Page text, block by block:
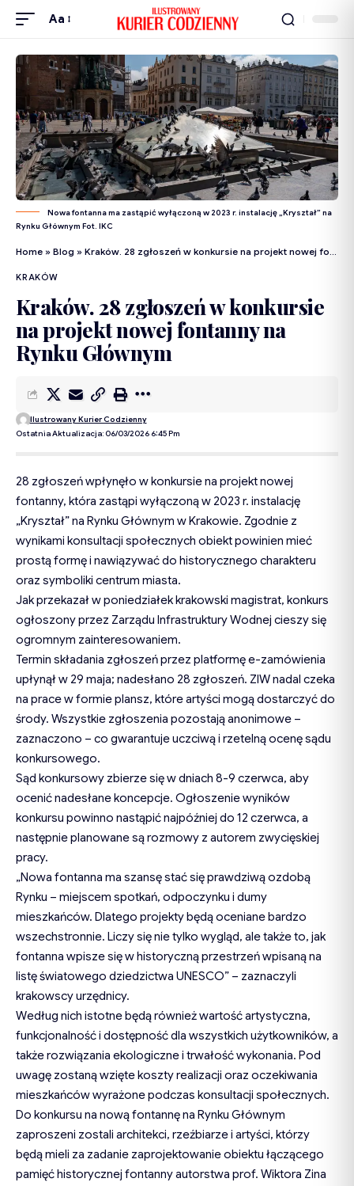
Aa
Nowa fontanna ma zastąpić wyłączoną w 2023 r. instalację „Kryształ” na
Rynku Głównym Fot. IKC
Home » Blog » Kraków. 28 zgłoszeń w konkursie na projekt nowej fontanny na Rynku Głównym
KRAKÓW
Kraków. 28 zgłoszeń w konkursie
na projekt nowej fontanny na
Rynku Głównym
Ostatnia Aktualizacja: 06/03/2026 6:45 Pm
Ilustrowany Kurier Codzienny
28 zgłoszeń wpłynęło w konkursie na projekt nowej
fontanny, która zastąpi wyłączoną w 2023 r. instalację
„Kryształ” na Rynku Głównym w Krakowie. Zgodnie z
wynikami konsultacji społecznych obiekt powinien mieć
prostą formę i nawiązywać do historycznego charakteru
oraz symboliki centrum miasta.
Jak przekazał w poniedziałek krakowski magistrat, konkurs
ogłoszony przez Zarządu Infrastruktury Wodnej cieszy się
ogromnym zainteresowaniem.
Termin składania zgłoszeń przez platformę e-zamówienia
upłynął w 29 maja; nadesłano 28 zgłoszeń. ZIW nadal czeka
na prace w formie plansz, które artyści mogą dostarczyć do
środy. Wszystkie zgłoszenia pozostają anonimowe –
zaznaczono – co gwarantuje uczciwą i rzetelną ocenę sądu
konkursowego.
Sąd konkursowy zbierze się w dniach 8-9 czerwca, aby
ocenić nadesłane koncepcje. Ogłoszenie wyników
konkursu powinno nastąpić najpóźniej do 12 czerwca, a
następnie planowane są rozmowy z autorem zwycięskiej
pracy.
„Nowa fontanna ma szansę stać się prawdziwą ozdobą
Rynku – miejscem spotkań, odpoczynku i dumy
mieszkańców. Dlatego projekty będą oceniane bardzo
wszechstronnie. Liczy się nie tylko wygląd, ale także to, jak
fontanna wpisze się w historyczną przestrzeń wpisaną na
listę światowego dziedzictwa UNESCO” – zaznaczyli
krakowscy urzędnicy.
Według nich istotne będą również wartość artystyczna,
funkcjonalność i dostępność dla wszystkich użytkowników, a
także rozwiązania ekologiczne i trwałość wykonania. Pod
uwagę zostaną wzięte koszty realizacji oraz oczekiwania
mieszkańców wyrażone podczas konsultacji społecznych.
Do konkursu na nową fontannę na Rynku Głównym
zaproszeni zostali architekci, rzeźbiarze i artyści, którzy
będą mieli za zadanie zaprojektowanie obiektu łączącego
pamięć historycznej fontanny autorstwa prof. Wiktora Zina